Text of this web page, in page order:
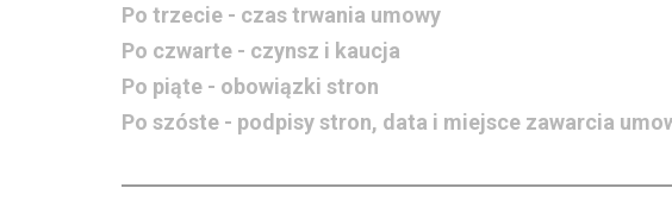
Po trzecie - czas trwania umowy
Po czwarte - czynsz i kaucja
Po piąte - obowiązki stron
Po szóste - podpisy stron, data i miejsce zawarcia